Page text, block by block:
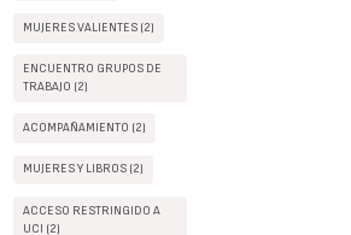
MUJERES VALIENTES (2)
ENCUENTRO GRUPOS DE
TRABAJO (2)
ACOMPAÑAMIENTO (2)
MUJERES Y LIBROS (2)
ACCESO RESTRINGIDO A
UCI (2)